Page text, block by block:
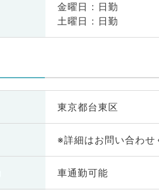
金曜日 : 日勤
土曜日 : 日勤
東京都台東区
※詳細はお問い合わせ
車通勤可能